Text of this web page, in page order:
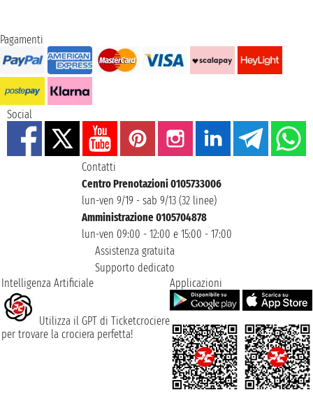
Pagamenti
Social
Contatti
Centro Prenotazioni 0105733006
lun-ven 9/19 - sab 9/13 (32 linee)
Amministrazione 0105704878
lun-ven 09:00 - 12:00 e 15:00 - 17:00
Assistenza gratuita
Supporto dedicato
Intelligenza Artificiale
Utilizza il GPT di Ticketcrociere
per trovare la crociera perfetta!
Applicazioni